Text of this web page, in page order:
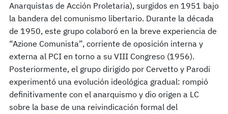
Anarquistas de Acción Proletaria), surgidos en 1951 bajo
la bandera del comunismo libertario. Durante la década
de 1950, este grupo colaboró en la breve experiencia de
“Azione Comunista”, corriente de oposición interna y
externa al PCI en torno a su VIII Congreso (1956).
Posteriormente, el grupo dirigido por Cervetto y Parodi
experimentó una evolución ideológica gradual: rompió
definitivamente con el anarquismo y dio origen a LC
sobre la base de una reivindicación formal del